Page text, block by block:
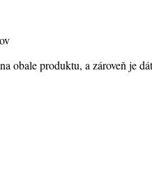
obale produktu, a zároveň je